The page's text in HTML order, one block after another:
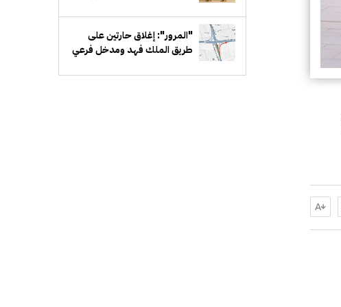
"المرور": إغلاق حارتين على
طريق الملك فهد ومدخل فرعي